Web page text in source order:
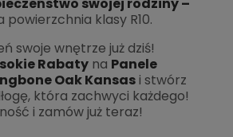
klasy R10.
swoje wnętrze już dziś!
Rabaty na Panele
Oak Kansasi stwórz
która zachwyci każdego!
i zamów już teraz!